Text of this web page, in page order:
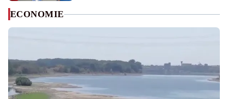
ECONOMIE